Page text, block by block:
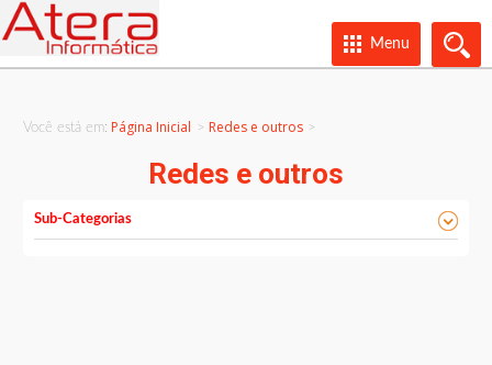
Menu
Você está em: Página Inicial Redes e outros >
Redes e outros
Sub-Categorias